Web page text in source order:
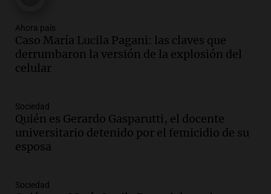
Audio.
El "Mono" de Kapanga
adelantó su show en Rosario.
Viva la Radio Rosario
Episodios
en suspenso a hombre por simular robo
de recaudación en San Luis
Panorama Federal
Episodios
ayuda por problemas de fertilidad y la
Ahora país
Caso María Lucila Pagani: las claves que
derrumbaron la versión de la explosión del
celular
Sociedad
Quién es Gerardo Gasparutti, el docente
universitario detenido por el femicidio de su
esposa
Sociedad